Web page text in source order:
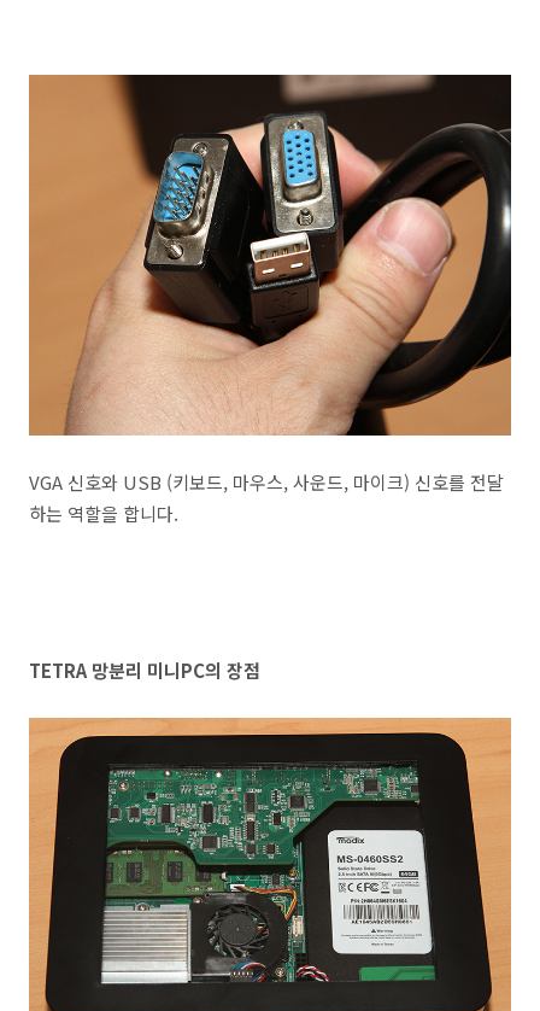
VGA 신호와 USB (키보드, 마우스, 사운드, 마이크) 신호를 전달
하는 역할을 합니다.
TETRA 망분리 미니PC의 장점